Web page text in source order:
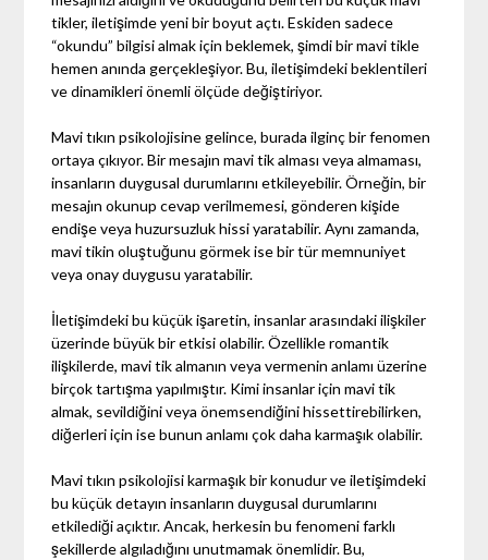
tikler, iletişimde yeni bir boyut açtı. Eskiden sadece
“okundu” bilgisi almak için beklemek, şimdi bir mavi tikle
hemen anında gerçekleşiyor. Bu, iletişimdeki beklentileri
ve dinamikleri önemli ölçüde değiştiriyor.
Mavi tıkın psikolojisine gelince, burada ilginç bir fenomen
ortaya çıkıyor. Bir mesajın mavi tik alması veya almaması,
insanların duygusal durumlarını etkileyebilir. Örneğin, bir
mesajın okunup cevap verilmemesi, gönderen kişide
endişe veya huzursuzluk hissi yaratabilir. Aynı zamanda,
mavi tikin oluştuğunu görmek ise bir tür memnuniyet
veya onay duygusu yaratabilir.
İletişimdeki bu küçük işaretin, insanlar arasındaki ilişkiler
üzerinde büyük bir etkisi olabilir. Özellikle romantik
ilişkilerde, mavi tik almanın veya vermenin anlamı üzerine
birçok tartışma yapılmıştır. Kimi insanlar için mavi tik
almak, sevildiğini veya önemsendiğini hissettirebilirken,
diğerleri için ise bunun anlamı çok daha karmaşık olabilir.
Mavi tıkın psikolojisi karmaşık bir konudur ve iletişimdeki
bu küçük detayın insanların duygusal durumlarını
etkilediği açıktır. Ancak, herkesin bu fenomeni farklı
şekillerde algıladığını unutmamak önemlidir. Bu,